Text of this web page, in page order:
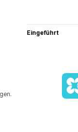
Eingeführt